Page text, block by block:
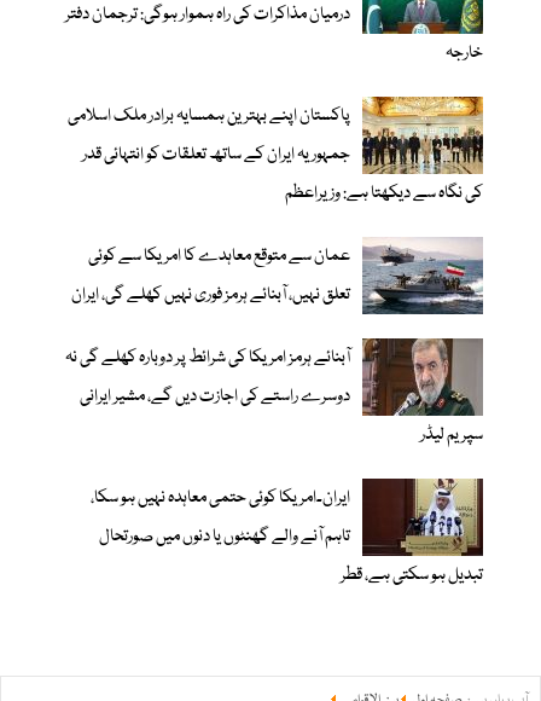
درمیان مذاکرات کی راہ ہموار ہوگی: ترجمان دفتر
خارجہ
پاکستان اپنے بہترین ہمسایہ برادر ملک اسلامی
جمہوریہ ایران کے ساتھ تعلقات کو انتہائی قدر
کی نگاہ سے دیکھتا ہے: وزیراعظم
عمان سے متوقع معاہدے کا امریکا سے کوئی
تعلق نہیں، آبنائے ہرمز فوری نہیں کھلے گی، ایران
آبنائے ہرمز امریکا کی شرائط پر دوبارہ کھلے گی نہ
دوسرے راستے کی اجازت دیں گے، مشیر ایرانی
سپریم لیڈر
ایران۔امریکا کوئی حتمی معاہدہ نہیں ہو سکا،
تاہم آنے والے گھنٹوں یا دنوں میں صورتحال
تبدیل ہو سکتی ہے، قطر